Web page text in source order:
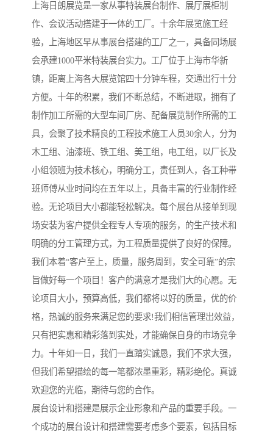
上海日朗展览是一家从事特装展台制作、展厅展柜制
作、会议活动搭建于一体的工厂。十余年展览施工经
验，上海地区早从事展台搭建的工厂之一，具备同场展
会承建1000平米特装展台实力。工厂位于上海市华新
镇，距离上海各大展览馆四十分钟车程，交通出行十分
方便。十年的积累，我们不断总结，不断进取，拥有了
制作加工所需的大型车间厂房、配备展览制作所需的工
具，会聚了技术精良的工程技术施工人员30余人，分为
木工组、油漆班、铁工组、美工组，电工组，以厂长及
小组领班为技术核心，明确分工，责任到人，各工种带
班师傅从业时间均在五年以上，具备丰富的行业制作经
验。无论项目大小都能轻松解决。每个展台从接单到现
场安装为客户提供全程专人专项的服务，的生产技术和
明确的分工管理方式，为工程质量提供了良好的保障。
我们本着“客户至上，质量，服务周到，安全可靠”的宗
旨做好每一个项目！客户的满意才是我们大的心愿。无
论项目大小，预算高低，我们都将以好的质量，优的价
格，热诚的服务来满足您的要求!我们相信管理出效益，
只有把实惠和精彩落到实处，才能确保自身的市场竞争
力。十年如一日，我们一直踏实诚恳，我们不求大强，
但我们希望描绘的每一笔都浓墨重彩，精彩绝伦。真诚
欢迎您的光临，期待与您的合作。
展台设计和搭建是展示企业形象和产品的重要手段。一
个成功的展台设计和搭建需要考虑多个要素，包括目标